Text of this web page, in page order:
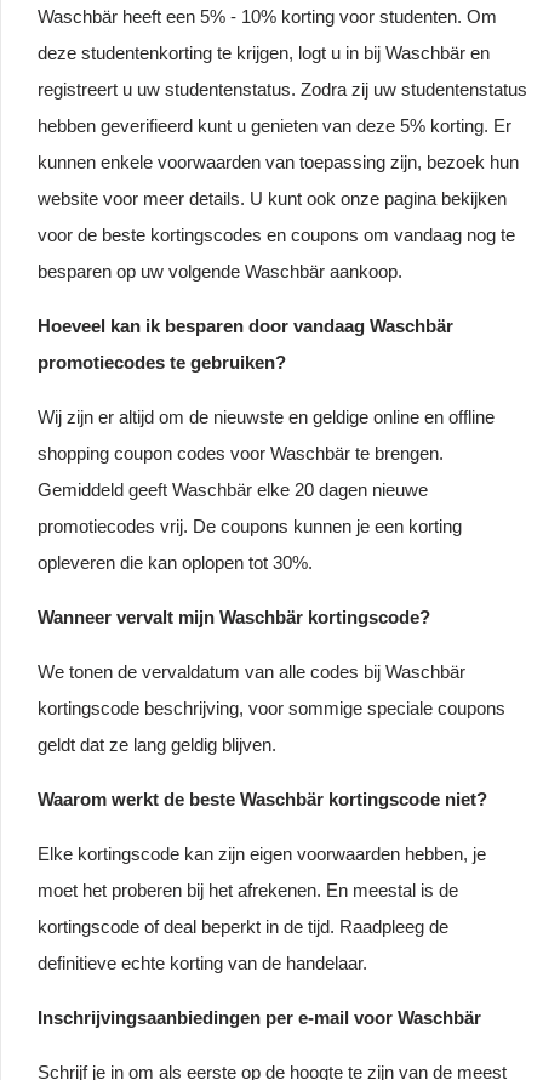
Waschbär heeft een 5% - 10% korting voor studenten. Om
deze studentenkorting te krijgen, logt u in bij Waschbär en
registreert u uw studentenstatus. Zodra zij uw studentenstatus
hebben geverifieerd kunt u genieten van deze 5% korting. Er
kunnen enkele voorwaarden van toepassing zijn, bezoek hun
website voor meer details. U kunt ook onze pagina bekijken
voor de beste kortingscodes en coupons om vandaag nog te
besparen op uw volgende Waschbär aankoop.
Hoeveel kan ik besparen door vandaag Waschbär
promotiecodes te gebruiken?
Wij zijn er altijd om de nieuwste en geldige online en offline
shopping coupon codes voor Waschbär te brengen.
Gemiddeld geeft Waschbär elke 20 dagen nieuwe
promotiecodes vrij. De coupons kunnen je een korting
opleveren die kan oplopen tot 30%.
Wanneer vervalt mijn Waschbär kortingscode?
We tonen de vervaldatum van alle codes bij Waschbär
kortingscode beschrijving, voor sommige speciale coupons
geldt dat ze lang geldig blijven.
Waarom werkt de beste Waschbär kortingscode niet?
Elke kortingscode kan zijn eigen voorwaarden hebben, je
moet het proberen bij het afrekenen. En meestal is de
kortingscode of deal beperkt in de tijd. Raadpleeg de
definitieve echte korting van de handelaar.
Inschrijvingsaanbiedingen per e-mail voor Waschbär
Schrijf je in om als eerste op de hoogte te zijn van de meest